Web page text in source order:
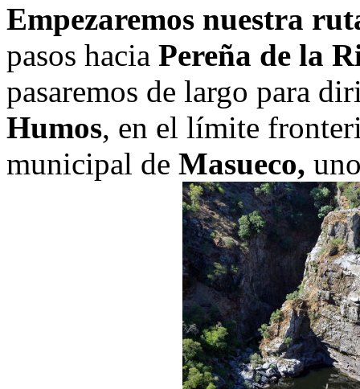
Empezaremos nuestra
pasos hacia Pereña de la
pasaremos de largo para
Humos, en el límite
municipal de Masueco,